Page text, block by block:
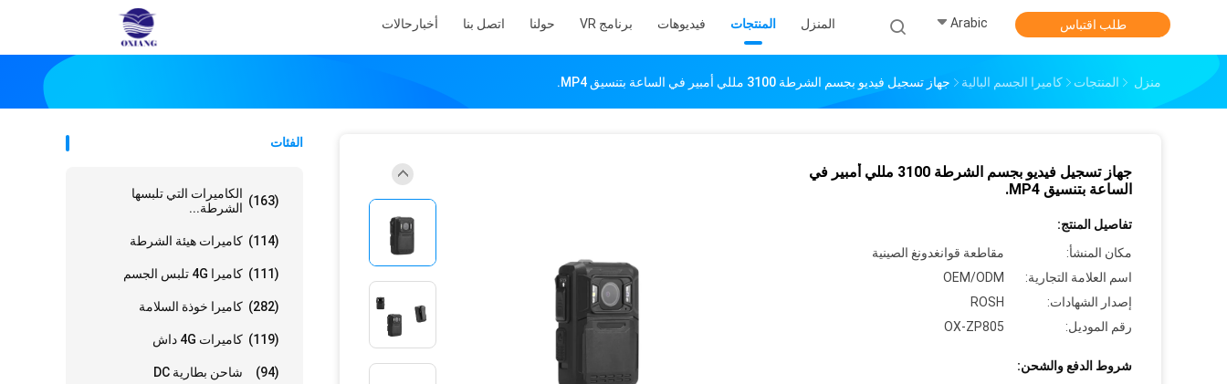
المنزل المنتجات فيديوهات برنامج VR حولنا اتصل بنا أخبار حالات Arabic طلب اقتباس
منزل المنتجات كاميرا الجسم البالية جهاز تسجيل فيديو بجسم الشرطة 3100 مللي أمبير في الساعة بتنسيق MP4.
الفئات
الكاميرات التي تلبسها
الشرطة...
(163)
كاميرات هيئة الشرطة (114)
كاميرا 4G تلبس الجسم (111)
كاميرا خوذة السلامة (282)
كاميرات 4G داش (119)
شاحن بطارية DC (94)
جهاز تسجيل فيديو بجسم الشرطة 3100 مللي أمبير في
الساعة بتنسيق MP4.
تفاصيل المنتج:
مكان المنشأ:
مقاطعة قوانغدونغ الصينية
اسم العلامة التجارية:
OEM/ODM
إصدار الشهادات:
ROSH
رقم الموديل:
OX-ZP805
شروط الدفع والشحن: